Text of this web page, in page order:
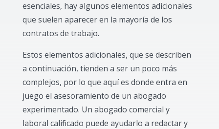
esenciales, hay algunos elementos adicionales
que suelen aparecer en la mayoría de los
contratos de trabajo.
Estos elementos adicionales, que se describen
a continuación, tienden a ser un poco más
complejos, por lo que aquí es donde entra en
juego el asesoramiento de un abogado
experimentado. Un abogado comercial y
laboral calificado puede ayudarlo a redactar y